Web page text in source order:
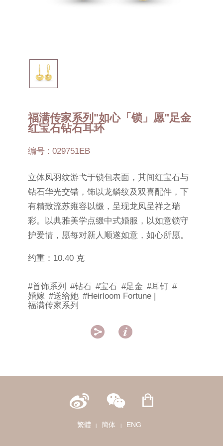
福满传家系列"如心「锁」愿"足金
红宝石钻石耳环
编号 : 029751EB
立体凤羽纹游弋于锁包表面，其间红宝石与
钻石华光交错，饰以龙鳞纹及双喜配件，下
有精致流苏雍容以缀，呈现龙凤呈祥之瑞
彩。以典雅美学点缀中式婚服，以如意锁守
护爱情，愿每对新人顺遂如意，如心所愿。
约重：10.40 克
#首饰系列 #钻石 #宝石 #足金 #耳钉 #
婚嫁 #送给她 #Heirloom Fortune |
福满传家系列
 
繁體 簡体 ENG